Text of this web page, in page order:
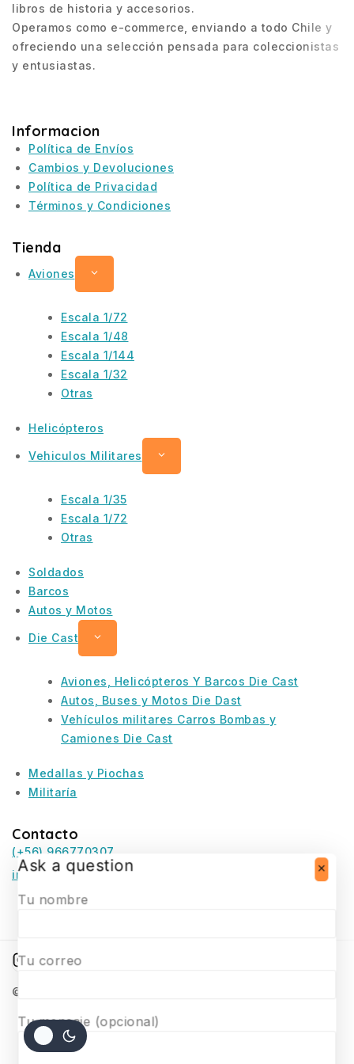
libros de historia y accesorios.
Operamos como e-commerce, enviando a todo Chile y
ofreciendo una selección pensada para coleccionistas
y entusiastas.
Informacion
Política de Envíos
Cambios y Devoluciones
Política de Privacidad
Términos y Condiciones
Tienda
Aviones
Escala 1/72
Escala 1/48
Escala 1/144
Escala 1/32
Otras
Helicópteros
Vehiculos Militares
Escala 1/35
Escala 1/72
Otras
Soldados
Barcos
Autos y Motos
Die Cast
Aviones, Helicópteros Y Barcos Die Cast
Autos, Buses y Motos Die Dast
Vehículos militares Carros Bombas y
Camiones Die Cast
Medallas y Piochas
Militaría
Contacto
(+56) 966770307
infosurmaquetas@surmaquetas.cl
© 2026 Surmaquetas
Ask a question
Tu nombre
Tu correo
Tu mensaje (opcional)